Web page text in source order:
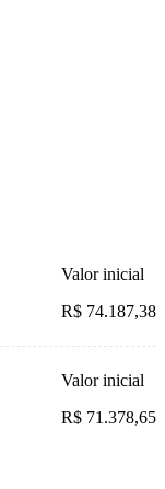
Valor inicial
R$ 74.187,38
Valor inicial
R$ 71.378,65